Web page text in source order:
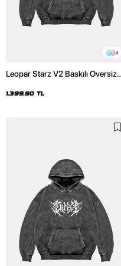
4
Leopar Starz V2 Baskılı Oversize
Hoodie
1.399,90 TL